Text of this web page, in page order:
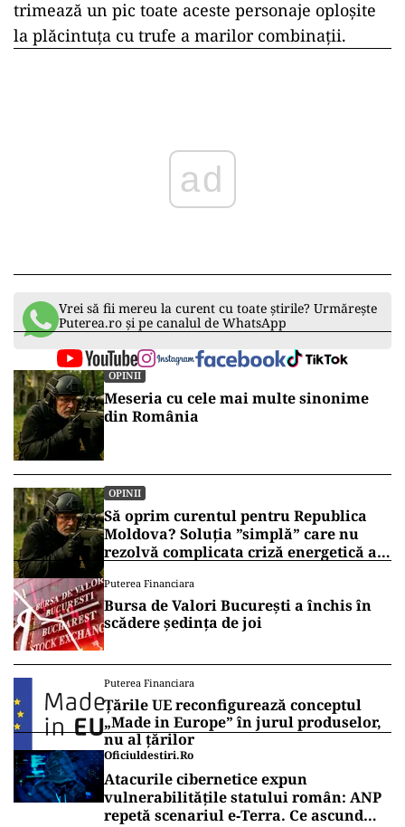
trimează un pic toate aceste personaje oploșite
la plăcintuța cu trufe a marilor combinații.
ad
Vrei să fii mereu la curent cu toate știrile? Urmărește
Puterea.ro și pe canalul de WhatsApp
OPINII
Meseria cu cele mai multe sinonime
din România
OPINII
Să oprim curentul pentru Republica
Moldova? Soluția ”simplă” care nu
rezolvă complicata criză energetică a
Puterea Financiara
Bursa de Valori București a închis în
scădere ședința de joi
Puterea Financiara
Țările UE reconfigurează conceptul
„Made in Europe” în jurul produselor,
nu al țărilor
Oficiuldestiri.ro
Atacurile cibernetice expun
vulnerabilitățile statului român: ANP
repetă scenariul e‑Terra. Ce ascund